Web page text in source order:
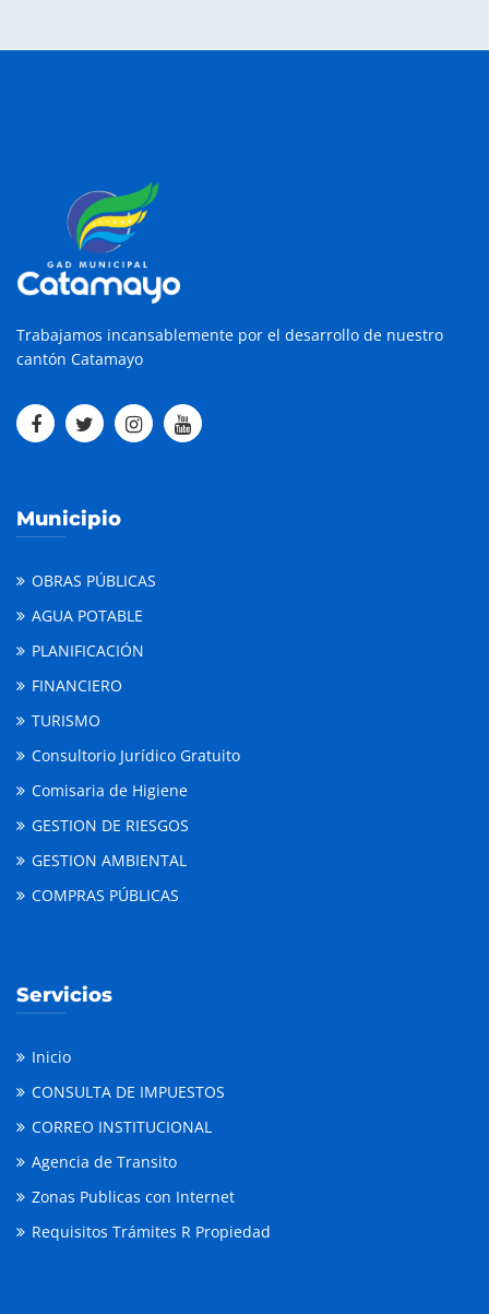
Trabajamos incansablemente por el desarrollo de nuestro
cantón Catamayo
Municipio
OBRAS PÚBLICAS
AGUA POTABLE
PLANIFICACIÓN
FINANCIERO
TURISMO
Consultorio Jurídico Gratuito
Comisaria de Higiene
GESTION DE RIESGOS
GESTION AMBIENTAL
COMPRAS PÚBLICAS
Servicios
Inicio
CONSULTA DE IMPUESTOS
CORREO INSTITUCIONAL
Agencia de Transito
Zonas Publicas con Internet
Requisitos Trámites R Propiedad